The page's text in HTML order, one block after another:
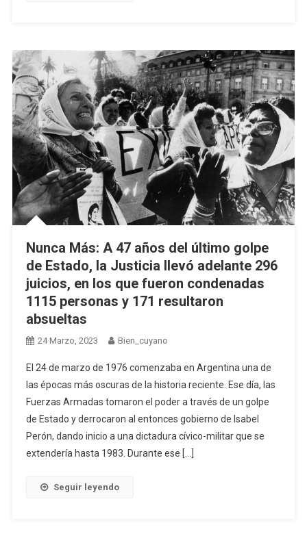
Nunca Más: A 47 años del último golpe
de Estado, la Justicia llevó adelante 296
juicios, en los que fueron condenadas
1115 personas y 171 resultaron
absueltas
24 Marzo, 2023 Bien_cuyano
El 24 de marzo de 1976 comenzaba en Argentina una de
las épocas más oscuras de la historia reciente. Ese día, las
Fuerzas Armadas tomaron el poder a través de un golpe
de Estado y derrocaron al entonces gobierno de Isabel
Perón, dando inicio a una dictadura cívico-militar que se
extendería hasta 1983. Durante ese […]
Seguir leyendo